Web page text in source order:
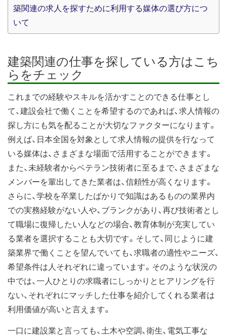
築関連の求人を探すために利用する媒体の選び方につ
いて
建築関連の仕事を探している方はこち
らをチェック
これまでの経験やスキルを活かすことのできる仕事とし
て、建設会社で働くことを希望するのであれば、求人情報の
探し方にも気を配ることが大切なファクターになります。
例えば、日本全国を対象として求人情報の提供を行なって
いる媒体は、さまざまな場面で活用することができます。
また、未経験者からベテラン技術者に至るまで、さまざまな
メンバーを輩出してきた業者は、信頼性が高くなります。
さらに、学校を卒業したばかりで知識はあるものの業界内
での実務経験がない人や、ブランクがあり、再び技術者とし
て職場に復帰したい人などの場合、教育体制が充実してい
る業者を選択することも大切です。そして、同じように建
築業界で働くことを望んでいても、求職者の適性やニーズ、
希望条件は人それぞれに違っています。そのような状況の
中では、一人ひとりの求職者にしっかりとヒアリングを行
ない、それぞれにマッチした仕事を紹介してくれる業者は
利用価値が高いと言えます。
一口に建設業と言っても、土木や空調、衛生、電気工事な